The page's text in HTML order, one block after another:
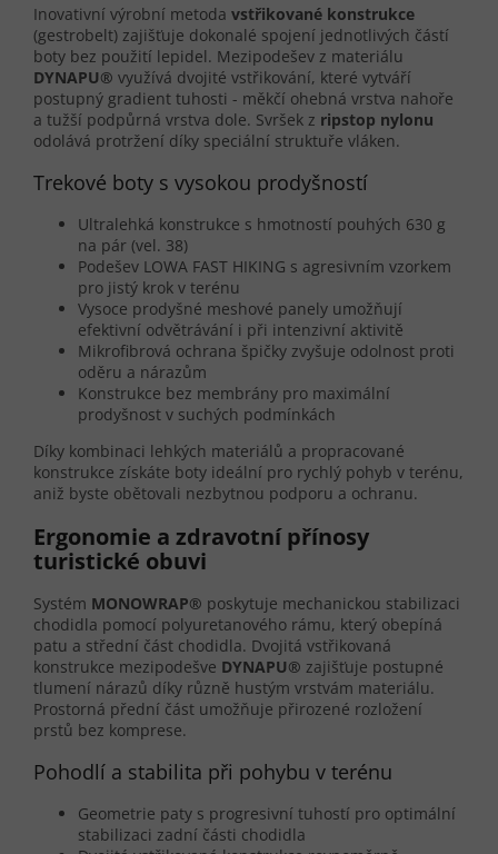
Inovativní výrobní metoda vstřikované konstrukce
(gestrobelt) zajišťuje dokonalé spojení jednotlivých částí
boty bez použití lepidel. Mezipodešev z materiálu
DYNAPU® využívá dvojité vstřikování, které vytváří
postupný gradient tuhosti - měkčí ohebná vrstva nahoře
a tužší podpůrná vrstva dole. Svršek z ripstop nylonu
odolává protržení díky speciální struktuře vláken.
Trekové boty s vysokou prodyšností
Ultralehká konstrukce s hmotností pouhých 630 g
na pár (vel. 38)
Podešev LOWA FAST HIKING s agresivním vzorkem
pro jistý krok v terénu
Vysoce prodyšné meshové panely umožňují
efektivní odvětrávání i při intenzivní aktivitě
Mikrofibrová ochrana špičky zvyšuje odolnost proti
oděru a nárazům
Konstrukce bez membrány pro maximální
prodyšnost v suchých podmínkách
Díky kombinaci lehkých materiálů a propracované
konstrukce získáte boty ideální pro rychlý pohyb v terénu,
aniž byste obětovali nezbytnou podporu a ochranu.
Ergonomie a zdravotní přínosy
turistické obuvi
Systém MONOWRAP® poskytuje mechanickou stabilizaci
chodidla pomocí polyuretanového rámu, který obepíná
patu a střední část chodidla. Dvojitá vstřikovaná
konstrukce mezipodešve DYNAPU® zajišťuje postupné
tlumení nárazů díky různě hustým vrstvám materiálu.
Prostorná přední část umožňuje přirozené rozložení
prstů bez komprese.
Pohodlí a stabilita při pohybu v terénu
Geometrie paty s progresivní tuhostí pro optimální
stabilizaci zadní části chodidla